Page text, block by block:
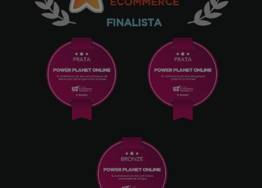
Manuel Roldan Dominguez
19/01/2025
Estou satisfeito com o cabo, utilizo-o no
carro e tem um comprimento ótimo.
Muito bom e prático - 30 cm